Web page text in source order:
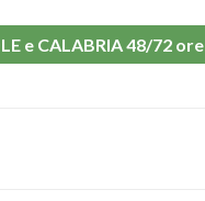
e CALABRIA 48/72 ore